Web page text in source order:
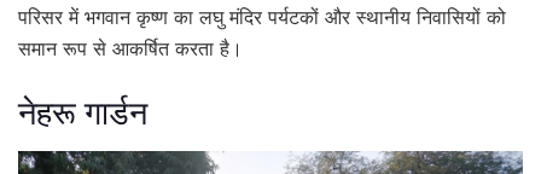
परिसर में भगवान कृष्ण का लघु मंदिर पर्यटकों और स्थानीय निवासियों को
समान रूप से आकर्षित करता है।
नेहरू गार्डन